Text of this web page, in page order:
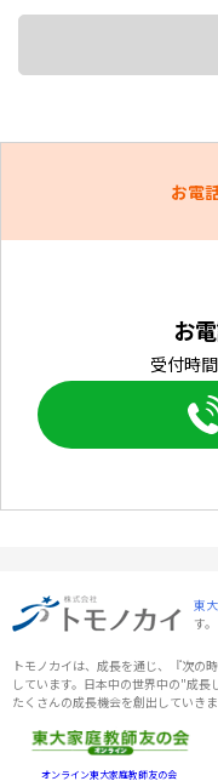
お電
お
受付時
東
す。
トモノカイは、成長を通じ、『次の
しています。日本中の世界中の"成長
たくさんの成長機会を創出していきま
オンライン東大家庭教師友の会